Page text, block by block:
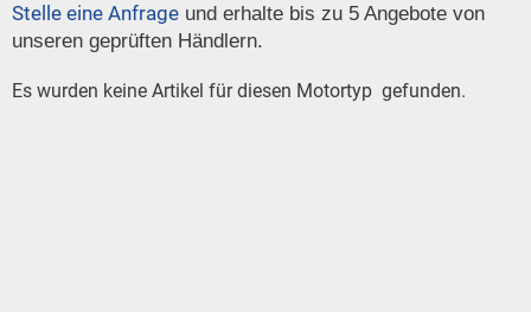
Stelle eine Anfrage und erhalte bis zu 5 Angebote von
unseren geprüften Händlern.
Es wurden keine Artikel für diesen Motortyp gefunden.